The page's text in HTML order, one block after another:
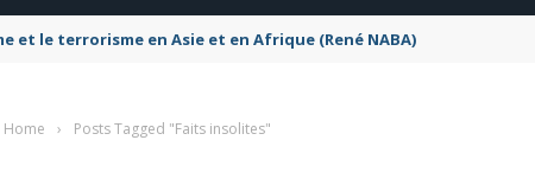
et le terrorisme en Asie et en Afrique (René NABA)
Home › Posts Tagged "Faits insolites"